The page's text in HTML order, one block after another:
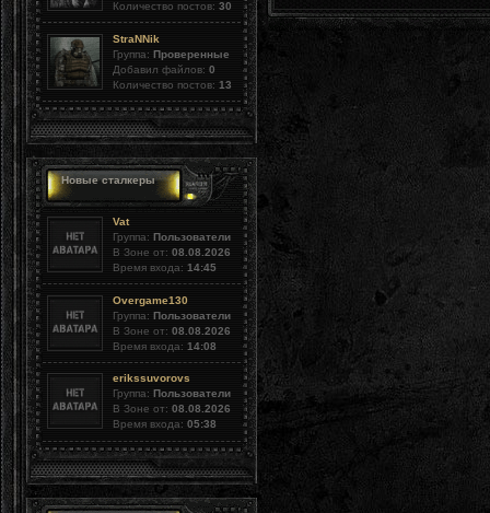
Количество постов: 30
StraNNik
Группа: Проверенные
Добавил файлов: 0
Количество постов: 13
Новые сталкеры
Vat
Группа: Пользователи
В Зоне от: 08.08.2026
Время входа: 14:45
Overgame130
Группа: Пользователи
В Зоне от: 08.08.2026
Время входа: 14:08
erikssuvorovs
Группа: Пользователи
В Зоне от: 08.08.2026
Время входа: 05:38